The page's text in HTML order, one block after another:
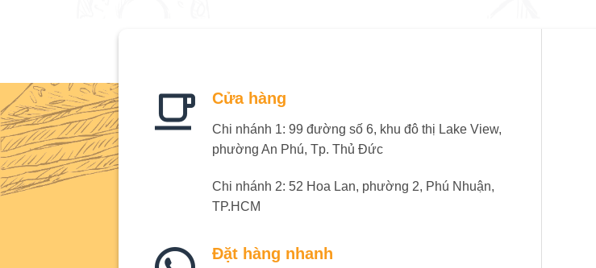
Cửa hàng
Chi nhánh 1: 99 đường số 6, khu đô thị Lake View,
phường An Phú, Tp. Thủ Đức
Chi nhánh 2: 52 Hoa Lan, phường 2, Phú Nhuận,
TP.HCM
Đặt hàng nhanh